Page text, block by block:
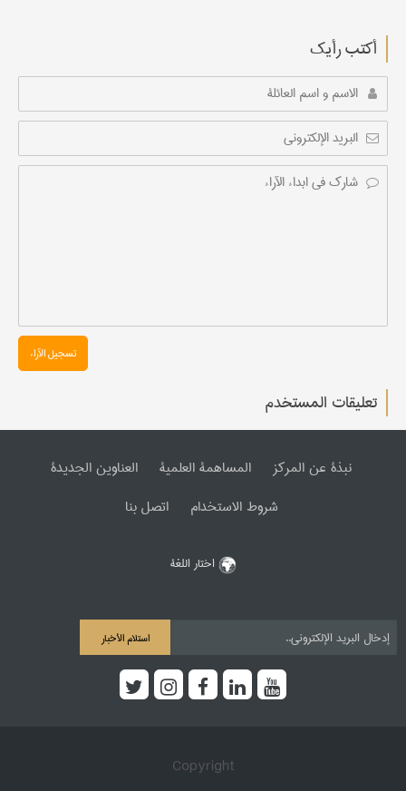
أکتب رأیك
تسجیل الآراء
تعليقات المستخدم
نبذة عن المرکز المساهمة العلمیة
العناوین الجدیدة
شروط الاستخدام
اتصل بنا
اختار اللغة
استلام الأخبار
Copyright